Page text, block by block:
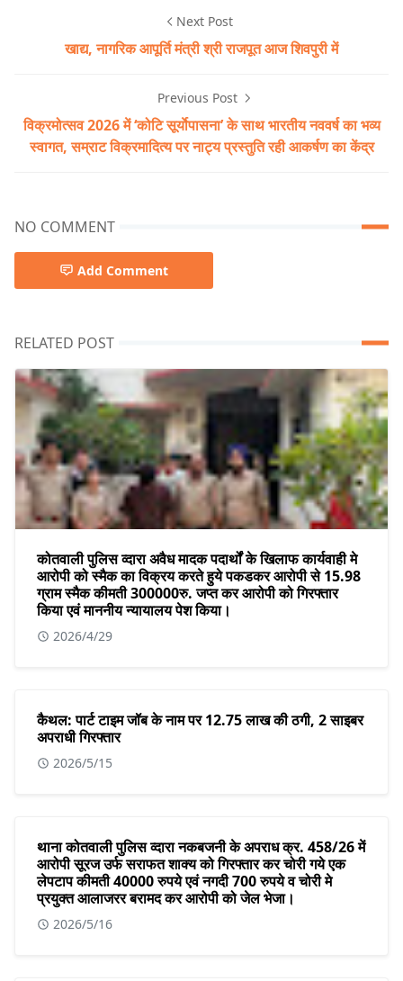
Next Post
खाद्य, नागरिक आपूर्ति मंत्री श्री राजपूत आज शिवपुरी में
Previous Post
विक्रमोत्सव 2026 में ‘कोटि सूर्याेपासना’ के साथ भारतीय नववर्ष का भव्य
स्वागत, सम्राट विक्रमादित्य पर नाट्य प्रस्तुति रही आकर्षण का केंद्र
NO COMMENT
Add Comment
RELATED POST
कोतवाली पुलिस व्दारा अवैध मादक पदार्थों के खिलाफ कार्यवाही मे
आरोपी को स्मैक का विक्रय करते हुये पकडकर आरोपी से 15.98
ग्राम स्मैक कीमती 300000रु. जप्त कर आरोपी को गिरफ्तार
किया एवं माननीय न्यायालय पेश किया।
2026/4/29
कैथल: पार्ट टाइम जॉब के नाम पर 12.75 लाख की ठगी, 2 साइबर
अपराधी गिरफ्तार
2026/5/15
थाना कोतवाली पुलिस व्दारा नकबजनी के अपराध क्र. 458/26 में
आरोपी सूरज उर्फ सराफत शाक्य को गिरफ्तार कर चोरी गये एक
लेपटाप कीमती 40000 रुपये एवं नगदी 700 रुपये व चोरी मे
प्रयुक्त आलाजरर बरामद कर आरोपी को जेल भेजा।
2026/5/16